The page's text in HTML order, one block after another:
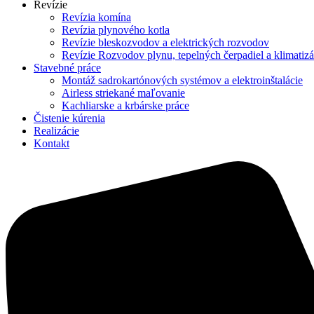
Revízie
Revízia komína
Revízia plynového kotla
Revízie bleskozvodov a elektrických rozvodov
Revízie Rozvodov plynu, tepelných čerpadiel a
Stavebné práce
Montáž sadrokartónových systémov a elektroinštalácie
Airless striekané maľovanie
Kachliarske a krbárske práce
Čistenie kúrenia
Realizácie
Kontakt